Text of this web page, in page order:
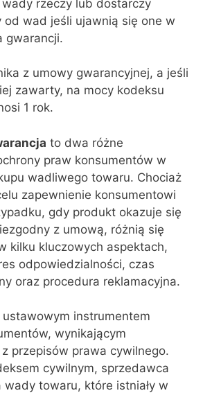
rzeczy lub dostarczy
od wad jeśli ujawnią się one w
gwarancji.
z umowy gwarancyjnej, a jeśli
zawarty, na mocy kodeksu
1 rok.
to dwa różne
praw konsumentów w
wadliwego towaru. Chociaż
zapewnienie konsumentowi
gdy produkt okazuje się
z umową, różnią się
kilku kluczowych aspektach,
odpowiedzialności, czas
oraz procedura reklamacyjna.
ustawowym instrumentem
wynikającym
przepisów prawa cywilnego.
cywilnym, sprzedawca
towaru, które istniały w